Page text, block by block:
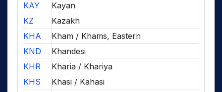
KAY
Kayan
KZ
Kazakh
KHA
Kham / Khams, Eastern
KND
Khandesi
KHR
Kharia / Khariya
KHS
Khasi / Kahasi